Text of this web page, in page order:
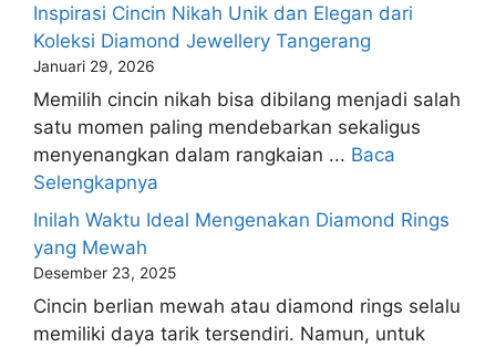
Inspirasi Cincin Nikah Unik dan Elegan dari
Koleksi Diamond Jewellery Tangerang
Januari 29, 2026
Memilih cincin nikah bisa dibilang menjadi salah
satu momen paling mendebarkan sekaligus
menyenangkan dalam rangkaian ... Baca
Selengkapnya
Inilah Waktu Ideal Mengenakan Diamond Rings
yang Mewah
Desember 23, 2025
Cincin berlian mewah atau diamond rings selalu
memiliki daya tarik tersendiri. Namun, untuk